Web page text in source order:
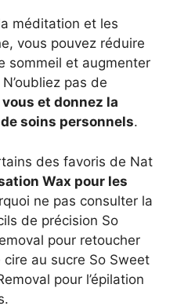
méditation et les
vous pouvez réduire
sommeil et augmenter
pas de
et donnez la
soins personnels.
des favoris de Nat
Wax pour les
ne pas consulter la
de précision So
pour retoucher
au sucre So Sweet
pour l’épilation